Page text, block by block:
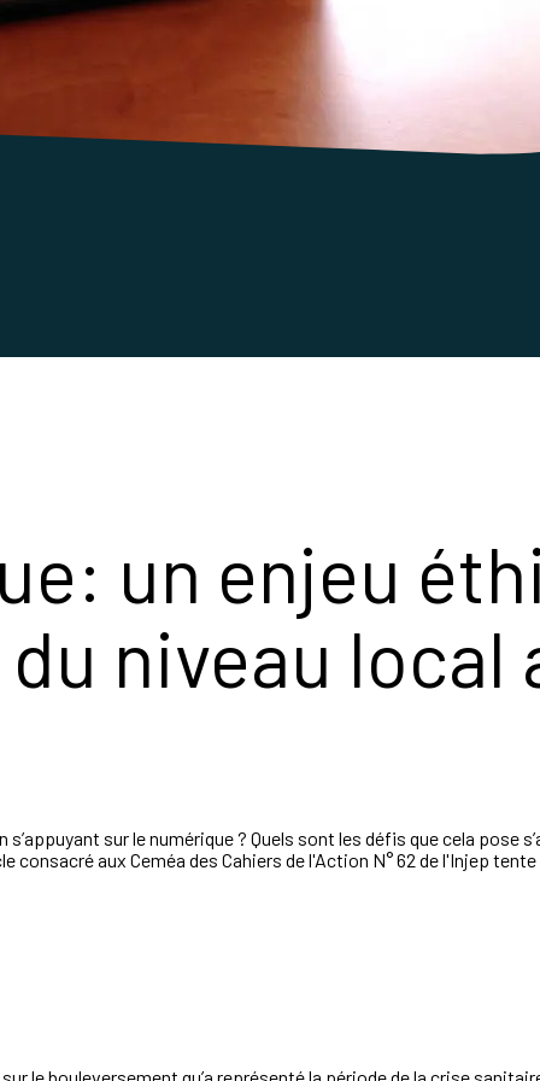
un enjeu
niveau local
s’appuyant sur le numérique ? Quels sont les défis que cela pose
aux Ceméa des Cahiers de l'Action N° 62 de l'Injep
le bouleversement qu’a représentéla période de la crise